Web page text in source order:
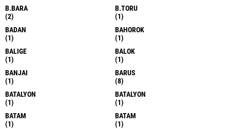
B.BARA
(2)
B.TORU
(1)
BADAN
(1)
BAHOROK
(1)
BALIGE
(1)
BALOK
(1)
BANJAI
(1)
BARUS
(8)
BATALYON
(1)
BATALYON
(1)
BATAM
(1)
BATAM
(1)